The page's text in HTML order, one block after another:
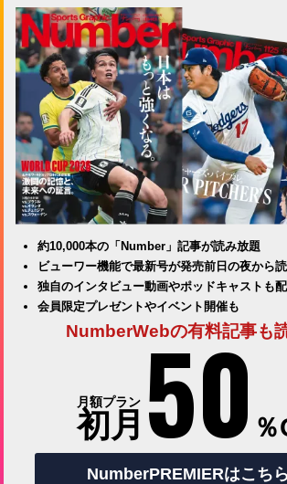
約10,000本の「Number」記事が読み放題
ビューワー機能で最新号が発売前日の夜から
独自のインタビュー動画やポッドキャストも
会員限定プレゼントやイベント開催も
NumberWebの有料記事も
月額プラン
初月 50
NumberPREMIERはこち